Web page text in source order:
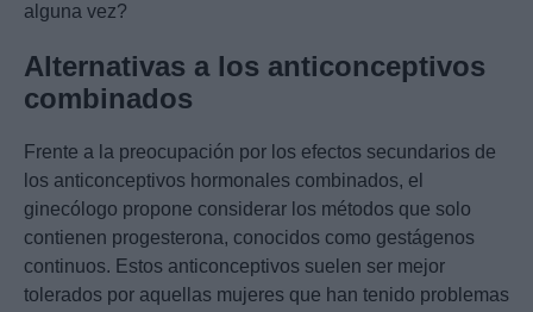
alguna vez?
Alternativas a los anticonceptivos
combinados
Frente a la preocupación por los efectos secundarios de
los anticonceptivos hormonales combinados, el
ginecólogo propone considerar los métodos que solo
contienen progesterona, conocidos como gestágenos
continuos. Estos anticonceptivos suelen ser mejor
tolerados por aquellas mujeres que han tenido problemas